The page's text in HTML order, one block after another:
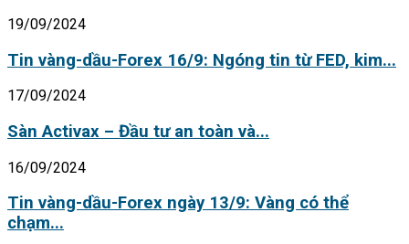
19/09/2024
Tin vàng-dầu-Forex 16/9: Ngóng tin từ FED, kim...
17/09/2024
Sàn Activax – Đầu tư an toàn và...
16/09/2024
Tin vàng-dầu-Forex ngày 13/9: Vàng có thể
chạm...